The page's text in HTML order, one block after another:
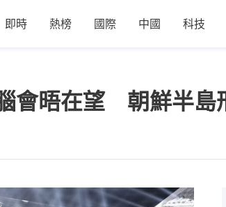
即時 熱榜 國際 中國 科技
會晤在望 朝鮮半島